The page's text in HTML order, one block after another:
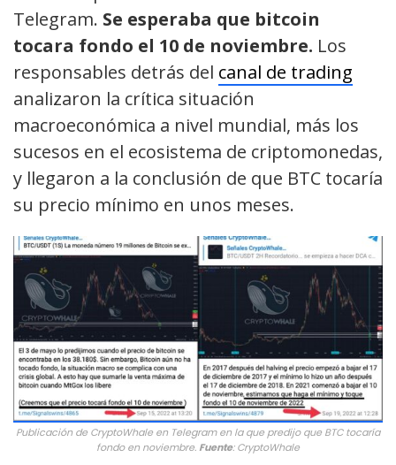
Telegram. Se esperaba que bitcoin
tocara fondo el 10 de noviembre. Los
responsables detrás del canal de trading
analizaron la crítica situación
macroeconómica a nivel mundial, más los
sucesos en el ecosistema de criptomonedas,
y llegaron a la conclusión de que BTC tocaría
su precio mínimo en unos meses.
Publicación de CryptoWhale en Telegram en la que predijo que BTC tocaría
fondo en noviembre. Fuente: CryptoWhale